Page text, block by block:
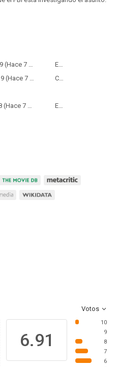
y 5 meses)
Estreno
años y 1 mes)
Copia Física
y 9 meses) Estreno
Votos
6.91
10
9
8
7
6